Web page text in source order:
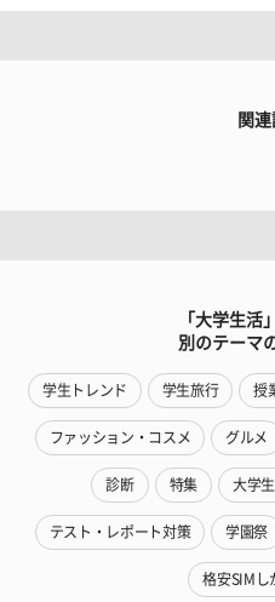
関
「大学生活
別のテーマ
学生トレンド 学生旅行 授
ファッション・コスメ グルメ
診断 特集 大学
テスト・レポート対策 学園祭
格安SIMし